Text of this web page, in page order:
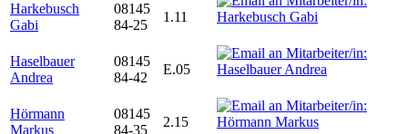
Harkebusch
Gabi
08145
84-25
1.11
Haselbauer
Andrea
08145
84-42
E.05
Hörmann
Markus
08145
84-35
2.15